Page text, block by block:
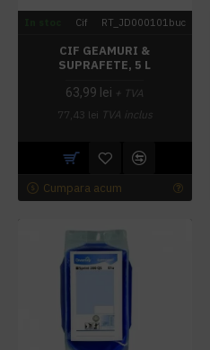
Cif RT_JD000101buc
CIF GEAMURI &
SUPRAFETE, 5 L
63,99 lei + TVA
77,43 lei TVA inclus
Cumpara acum